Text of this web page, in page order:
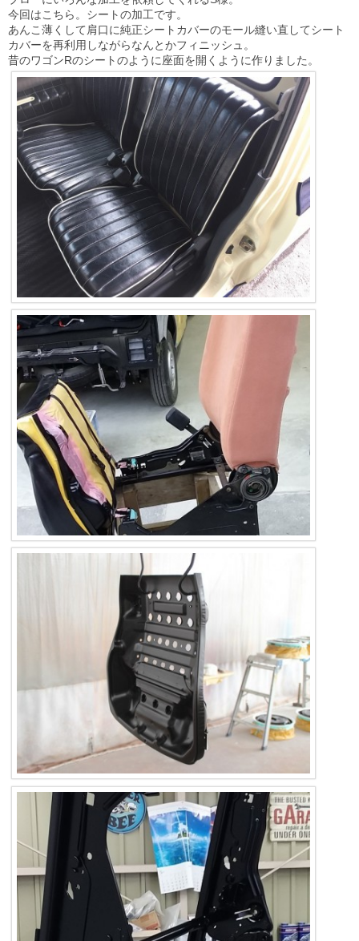
今回はこちら。シートの加工です。
あんこ薄くして肩口に純正シートカバーのモール縫い直してシート
カバーを再利用しながらなんとかフィニッシュ。
昔のワゴンRのシートのように座面を開くように作りました。